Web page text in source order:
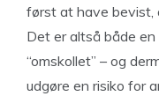
først at have bevist,
Det er altså både
“omskollet” – og
udgøre en risiko for